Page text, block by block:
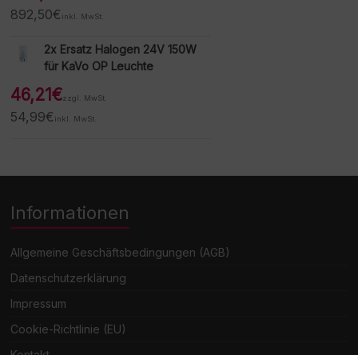
892,50€ inkl. MwSt.
2x Ersatz Halogen 24V 150W
für KaVo OP Leuchte
46,21€zzgl. MwSt.
54,99€ inkl. MwSt.
Informationen
Allgemeine Geschäftsbedingungen (AGB)
Datenschutzerklärung
Impressum
Cookie-Richtlinie (EU)